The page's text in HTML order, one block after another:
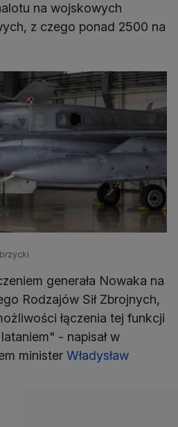
na wojskowych
z czego ponad 2500 na
generała Nowaka na
Rodzajów Sił Zbrojnych,
łączenia tej funkcji
- napisał w
minister Władysław